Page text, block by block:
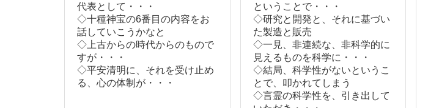
代表として・・・
◇十種神宝の6番目の内容をお
話していこうかなと
◇上古からの時代からのもので
すが・・・
◇平安清明に、それを受け止め
る、心の体制が・・・
ということで・・・
◇研究と開発と、それに基づい
た製造と販売
◇一見、非連続な、非科学的に
見えるものを科学に・・・
◇結局、科学性がないというこ
とで、叩かれてしまう
◇言霊の科学性を、引き出して